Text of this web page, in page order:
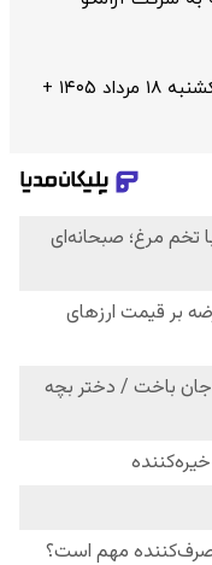
قیمت دلار و قیمت یورو امروز یکشنبه ۱۸ مرداد ۱۴۰۵ +